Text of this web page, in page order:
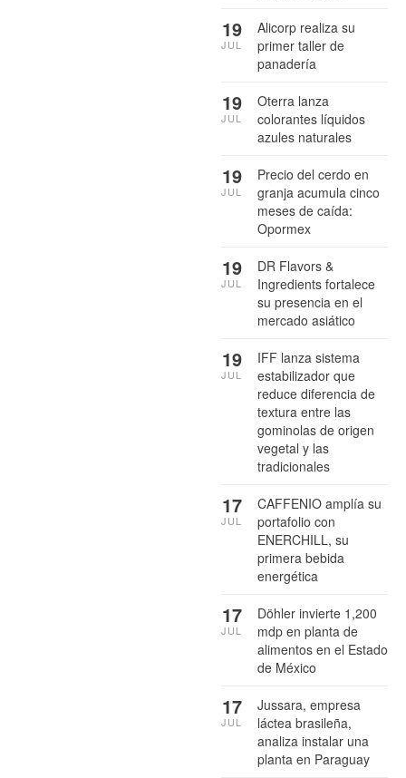
Alicorp realiza su
primer taller de
panadería
19
JUL
Oterra lanza
colorantes líquidos
azules naturales
19
JUL
Precio del cerdo en
granja acumula cinco
meses de caída:
Opormex
19
JUL
DR Flavors &
Ingredients fortalece
su presencia en el
mercado asiático
19
JUL
IFF lanza sistema
estabilizador que
reduce diferencia de
textura entre las
gominolas de origen
vegetal y las
tradicionales
19
JUL
CAFFENIO amplía su
portafolio con
ENERCHILL, su
primera bebida
energética
17
JUL
Döhler invierte 1,200
mdp en planta de
alimentos en el Estado
de México
17
JUL
Jussara, empresa
láctea brasileña,
analiza instalar una
planta en Paraguay
17
JUL